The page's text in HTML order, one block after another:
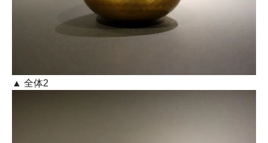
▲ 全体2